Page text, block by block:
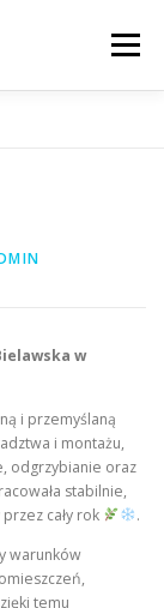
Menu
w
i przemyślaną
i montażu,
odgrzybianie oraz
stabilnie,
cały rok
.
warunków
temu